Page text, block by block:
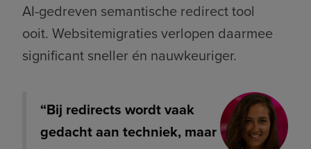
AI-gedreven semantische redirect tool
ooit. Websitemigraties verlopen daarmee
significant sneller én nauwkeuriger.
“Bij redirects wordt vaak
gedacht aan techniek, maar